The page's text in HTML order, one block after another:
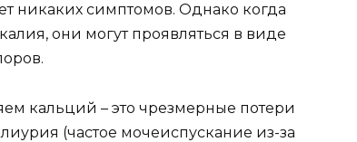
никаких симптомов. Однако когда
они могут проявляться в виде
кальций – это чрезмерные потери
(частое мочеиспускание из-за